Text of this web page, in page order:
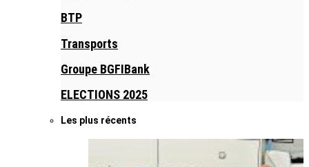
BTP
Transports
Groupe BGFIBank
ELECTIONS 2025
Les plus récents